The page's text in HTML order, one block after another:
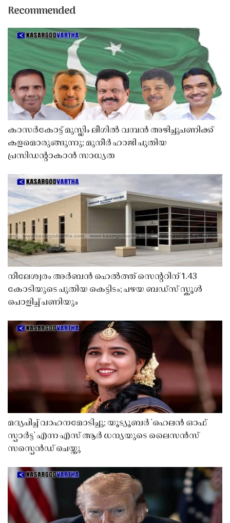
Recommended
കാസർകോട്ട് മുസ്ലിം ലീഗിൽ വമ്പൻ അഴിച്ചുപണിക്ക്
കളമൊരുങ്ങുന്നു; മുനീർ ഹാജി പുതിയ
പ്രസിഡൻ്റാകാൻ സാധ്യത
നീലേശ്വരം അർബൻ ഹെൽത്ത് സെൻ്ററിന് 1.43
കോടിയുടെ പുതിയ കെട്ടിടം; പഴയ ബഡ്സ് സ്കൂൾ
പൊളിച്ച് പണിയും
മദ്യപിച്ച് വാഹനമോടിച്ചു; യൂട്യൂബർ 'ഹെലൻ ഓഫ്
സ്പാർട്ട' എന്ന എസ് ആർ ധന്യയുടെ ലൈസൻസ്
സസ്പെൻഡ് ചെയ്തു ​​​​​​​